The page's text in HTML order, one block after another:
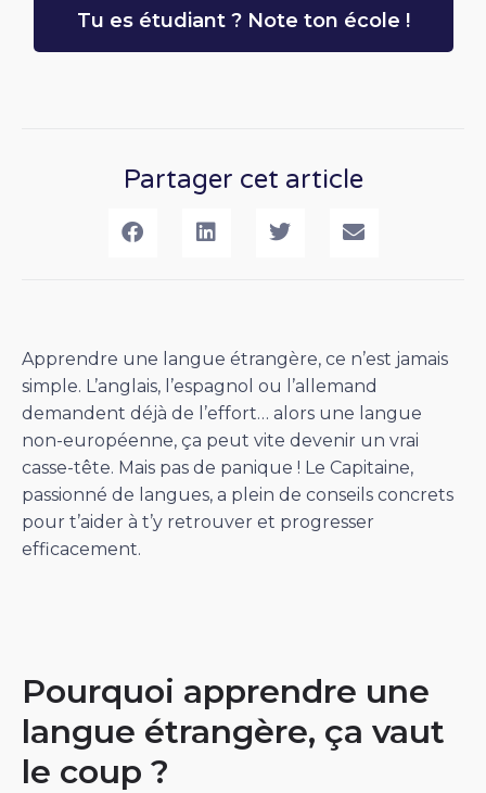
Tu es étudiant ? Note ton école !
Partager cet article
Apprendre une langue étrangère, ce n’est jamais
simple. L’anglais, l’espagnol ou l’allemand
demandent déjà de l’effort… alors une langue
non-européenne, ça peut vite devenir un vrai
casse-tête. Mais pas de panique ! Le Capitaine,
passionné de langues, a plein de conseils concrets
pour t’aider à t’y retrouver et progresser
efficacement.
Pourquoi apprendre une
langue étrangère, ça vaut
le coup ?